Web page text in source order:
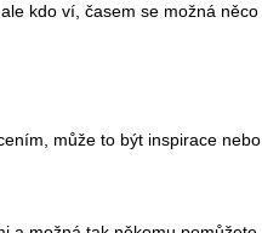
kdo ví, časem se možná něco
může to být inspirace nebo